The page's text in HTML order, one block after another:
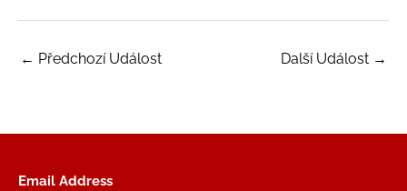
← Předchozí Událost Další Událost →
Email Address